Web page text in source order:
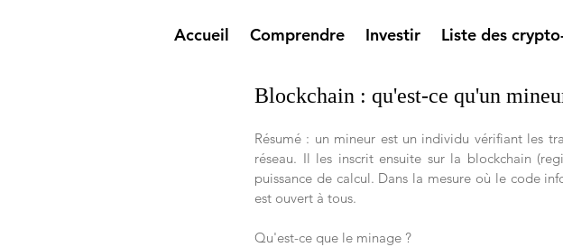
Accueil Comprendre Investir Liste des
Blockchain : qu'est-ce qu'un
Résumé : un mineur est un individu vérifiant les
réseau. Il les inscrit ensuite sur la blockchain
puissance de calcul. Dans la mesure où le code
est ouvert à tous.
Qu'est-ce que le minage ?